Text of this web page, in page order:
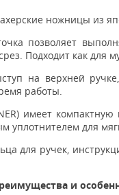
ножницы из
позволяет
Подходит как для
на верхней
работы.
имеет
для
для ручек,
и